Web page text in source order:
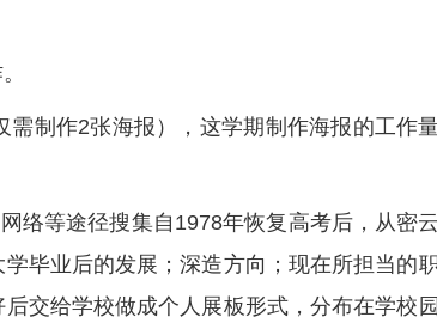
制作2张海报），这学期制作海报的工作
络等途径搜集自1978年恢复高考后，从密
毕业后的发展；深造方向；现在所担当的
交给学校做成个人展板形式，分布在学校